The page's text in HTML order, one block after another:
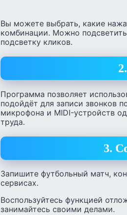
Вы можете выбрать, какие
комбинации. Можно
подсветку кликов.
Программа позволяет
подойдёт для записи звонков
микрофона и MIDI-устройств
труда.
3.
Запишите футбольный матч,
сервисах.
Воспользуйтесь функцией
занимайтесь своими делами.